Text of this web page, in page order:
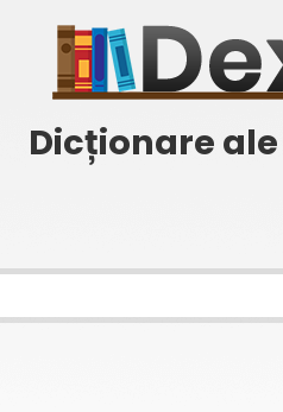
Dicționare